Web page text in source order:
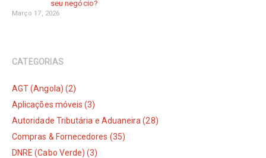
seu negócio?
Março 17, 2026
CATEGORIAS
AGT (Angola) (2)
Aplicações móveis (3)
Autoridade Tributária e Aduaneira (28)
Compras & Fornecedores (35)
DNRE (Cabo Verde) (3)